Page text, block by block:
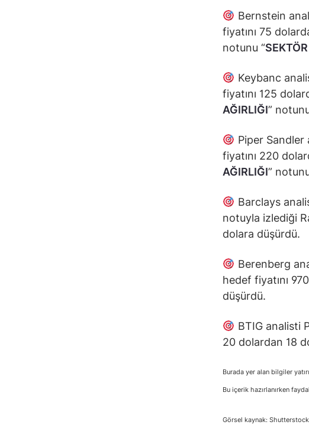
Bernstein
fiyatını 75
notunu “
Keybanc
fiyatını 125
AĞIRLIĞI”
Piper
fiyatını 220
AĞIRLIĞI”
Barclays
notuyla izlediği
dolara düşürdü.
Berenberg
hedef fiyatını
düşürdü.
BTIG analisti
20 dolardan 18
Burada yer alan bilgiler
Bu içerik hazırlanırken
Görsel kaynak: Shutterstock